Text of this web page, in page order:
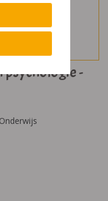
psychologie -